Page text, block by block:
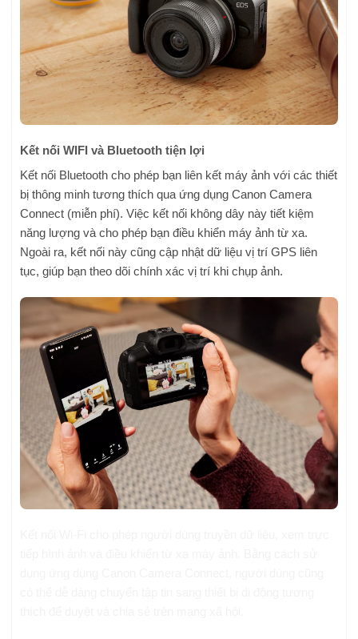
Kết nối WIFI và Bluetooth tiện lợi
Kết nối Bluetooth cho phép bạn liên kết máy ảnh với các thiết
bị thông minh tương thích qua ứng dụng Canon Camera
Connect (miễn phí). Việc kết nối không dây này tiết kiệm
năng lượng và cho phép bạn điều khiển máy ảnh từ xa.
Ngoài ra, kết nối này cũng cập nhật dữ liệu vị trí GPS liên
tục, giúp bạn theo dõi chính xác vị trí khi chụp ảnh.